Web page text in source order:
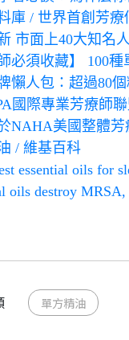
庫 / 世界首創芳
市面上40大知名
師必須收藏】 100
懶人包：超過80
國際專業芳療師
NAHA美國整體芳
/ 維基百科
essential oils for
oils destroy
單方精油